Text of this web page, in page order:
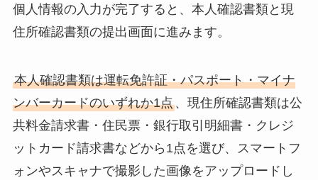
個人情報の入力が完了すると、本人確認書類と現
住所確認書類の提出画面に進みます。
本人確認書類は運転免許証・パスポート・マイナ
ンバーカードのいずれか1点、現住所確認書類は公
共料金請求書・住民票・銀行取引明細書・クレジ
ットカード請求書などから1点を選び、スマートフ
ォンやスキャナで撮影した画像をアップロードし